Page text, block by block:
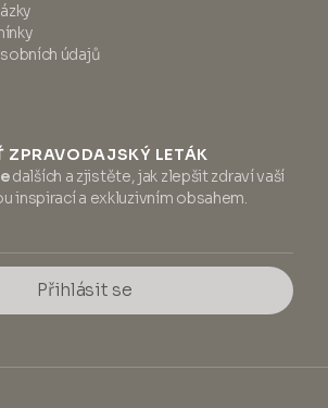
údajů
ZPRAVODAJSKÝ LETÁK
dalších a zjistěte, jak zlepšit zdraví vaší
inspirací a exkluzivním obsahem.
Přihlásit se